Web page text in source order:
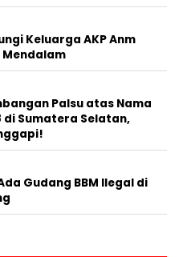
Keluarga AKP Anm
Palsu atas Nama
Sumatera Selatan,
Gudang BBM Ilegal di